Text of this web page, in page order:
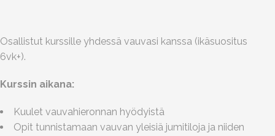
Osallistut kurssille yhdessä vauvasi kanssa (ikäsuositus
6vk+).
Kurssin aikana:
Kuulet vauvahieronnan hyödyistä
Opit tunnistamaan vauvan yleisiä jumitiloja ja niiden